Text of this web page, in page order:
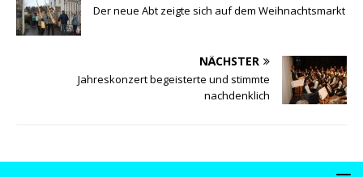
Der neue Abt zeigte sich auf dem Weihnachtsmarkt
NÄCHSTER
Jahreskonzert begeisterte und stimmte
nachdenklich